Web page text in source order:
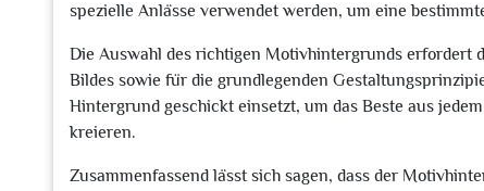
spezielle Anlässe verwendet werden, um eine
Die Auswahl des richtigen Motivhintergrunds erfordert
Bildes sowie für die grundlegenden
Hintergrund geschickt einsetzt, um das Beste aus
kreieren.
Zusammenfassend lässt sich sagen, dass der